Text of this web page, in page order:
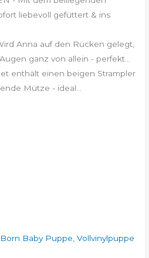
liebevoll gefüttert & ins
Anna auf den Rücken gelegt,
ganz von allein - perfekt...
enthält einen beigen Strampler
Mütze - ideal...
Baby Puppe, Vollvinylpuppe